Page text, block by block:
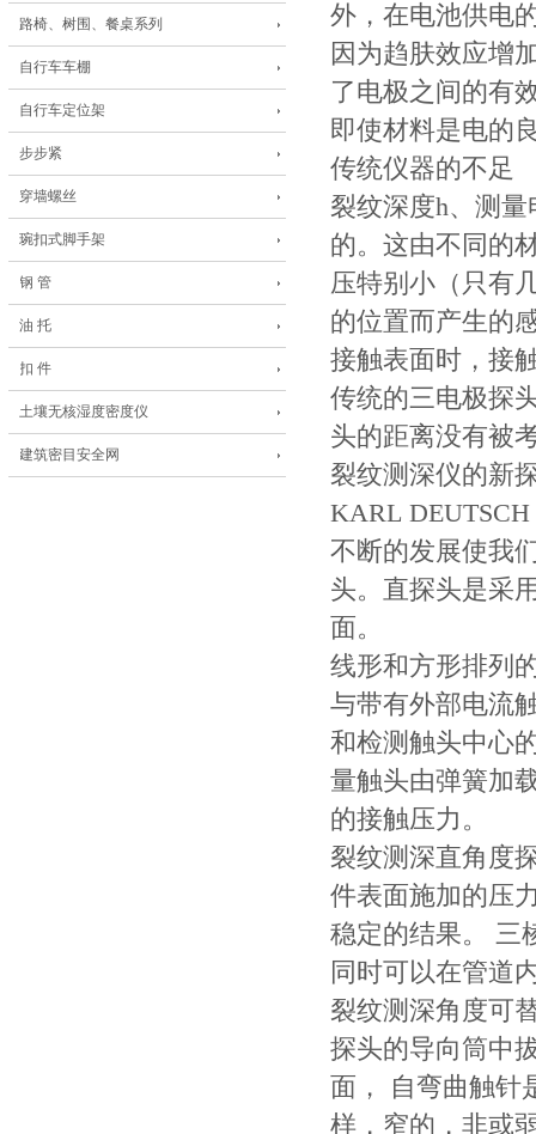
路椅、树围、餐桌系列
自行车车棚
自行车定位架
步步紧
穿墙螺丝
琬扣式脚手架
钢 管
油 托
扣 件
土壤无核湿度密度仪
建筑密目安全网
外，在电池供电
因为趋肤效应增
了电极之间的有
即使材料是电的
传统仪器的不足
裂纹深度h、测
的。这由不同的
压特别小（只有
的位置而产生的
接触表面时，接
传统的三电极探
头的距离没有被
裂纹测深仪的新
KARL
不断的发展使我
头。直探头是采
面。
线形和方形排列
与带有外部电流
和检测触头中心
量触头由弹簧加
的接触压力。
裂纹测深直角度
件表面施加的压
稳定的结果。 三
同时可以在管道
裂纹测深角度可
探头的导向筒中
面， 自弯曲触针
样，窄的，非或